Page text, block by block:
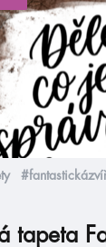
tapeta